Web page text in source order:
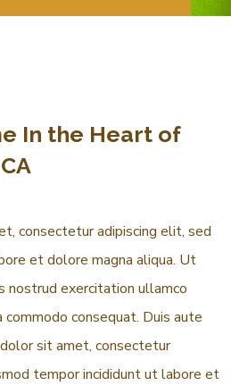
In the Heart of
consectetur adipiscing elit, sed
et dolore magna aliqua. Ut
nostrud exercitation ullamco
consequat. Duis aute
sit amet, consectetur
tempor incididunt ut labore et